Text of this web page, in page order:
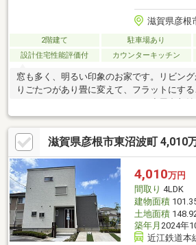
滋賀県彦根
2階建て 駐車場あり
設計住宅性能評価付
カウンターキッチン
窓も多く、明るい印象のお家です。リビン
りごたつがあり畳に変えて、フラットにする
めのウォークインクローゼットや小屋裏収納
とさせてくれます。
滋賀県彦根市東沼波町 4,010
4,010万円
間取り 4LDK
建物面積
土地面積
築年月 2024年
近江鉄道本